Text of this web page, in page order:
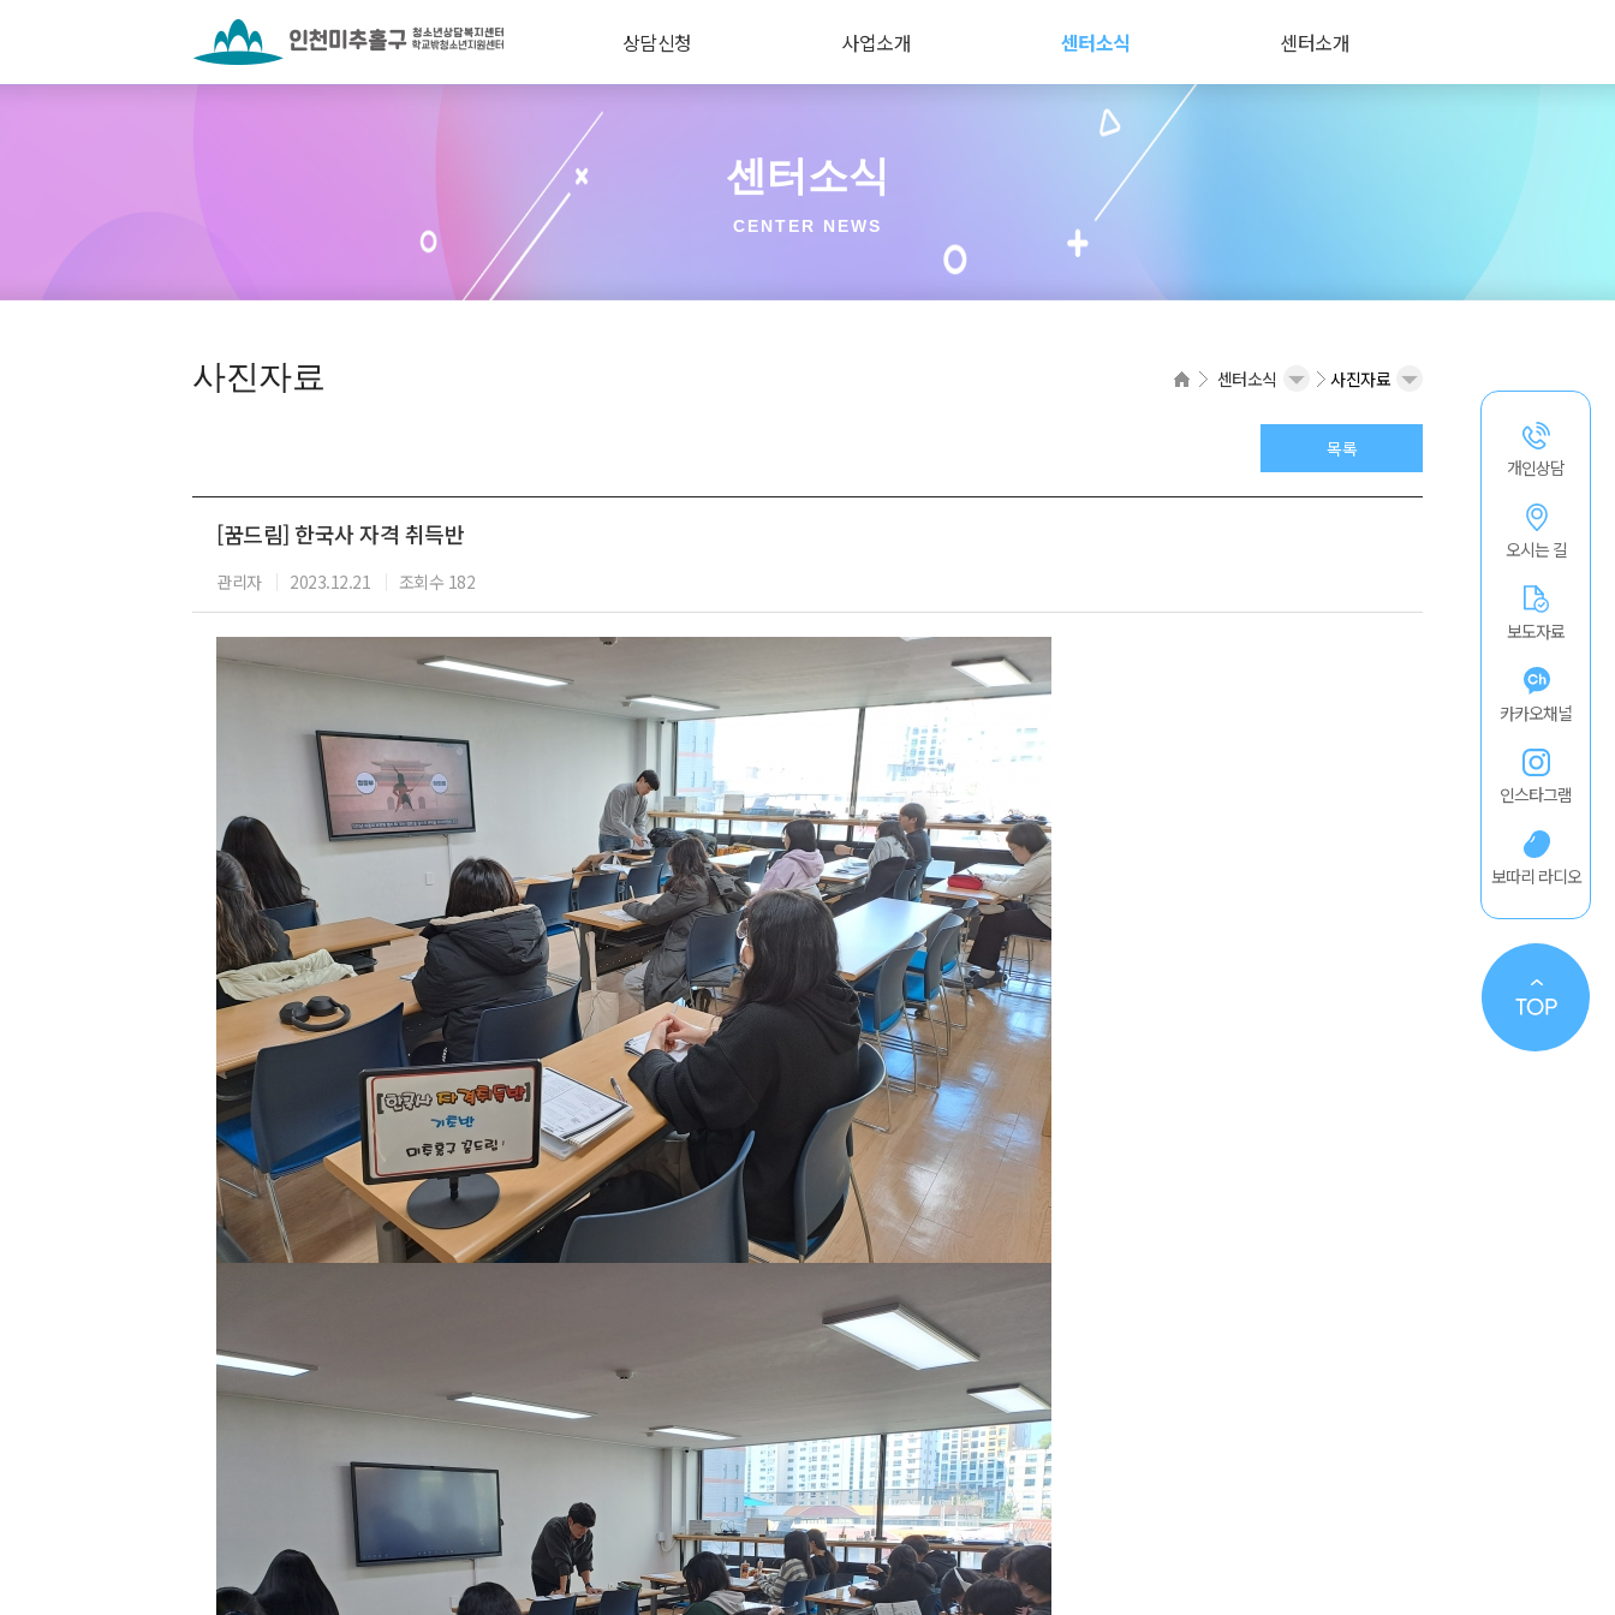
상담신청 사업소개 센터소식 센터소개
개인상담
오시는 길
보도자료
카카오채널
인스타그램
보따리 라디오
센터소식
CENTER NEWS
센터소식 사진자료
사진자료
목록
[꿈드림] 한국사 자격 취득반
관리자 2023.12.21 조회수 182